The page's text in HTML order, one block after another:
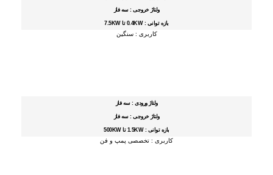
ولتاژ خروجی : سه فاز
بازه توانی : 0.4KW تا 7.5KW
کاربری : سنگین
ولتاژ ورودی : سه فاز
ولتاژ خروجی : سه فاز
بازه توانی : 1.5KW تا 500KW
کاربری : تخصصی پمپ و فن